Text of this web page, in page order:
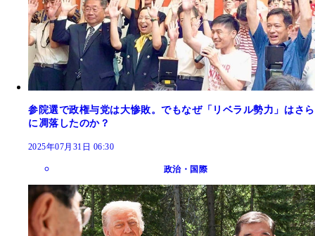
参院選で政権与党は大惨敗。でもなぜ「リベラル勢力」はさら
に凋落したのか？
2025年07月31日 06:30
政治・国際